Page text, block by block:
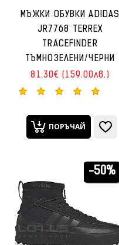
МЪЖКИ ОБУВКИ ADIDAS
JR7768 TERREX
TRACEFINDER
ТЪМНОЗЕЛЕНИ/ЧЕРНИ
81.30€ (159.00лв.)
ПОРЪЧАЙ
-50%